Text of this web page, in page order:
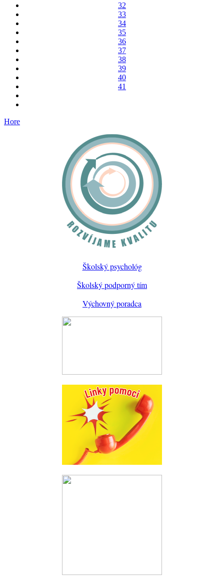
32
33
34
35
36
37
38
39
40
41
Hore
Školský psychológ
Školský podporný tím
Výchovný poradca